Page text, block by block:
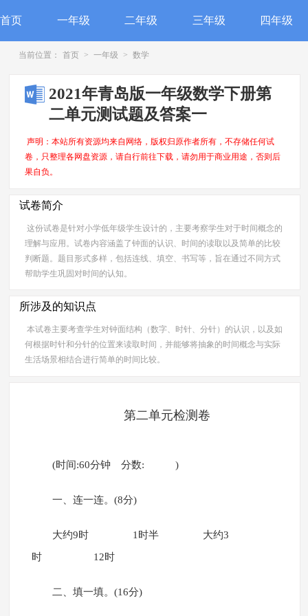
首页 一年级 二年级 三年级 四年级
当前位置： 首页 > 一年级 > 数学
2021年青岛版一年级数学下册第
二单元测试题及答案一
声明：本站所有资源均来自网络，版权归原作者所有，不存储任何试
卷，只整理各网盘资源，请自行前往下载，请勿用于商业用途，否则后
果自负。
试卷简介
这份试卷是针对小学低年级学生设计的，主要考察学生对于时间概念的
理解与应用。试卷内容涵盖了钟面的认识、时间的读取以及简单的比较
判断题。题目形式多样，包括连线、填空、书写等，旨在通过不同方式
帮助学生巩固对时间的认知。
所涉及的知识点
本试卷主要考查学生对钟面结构（数字、时针、分针）的认识，以及如
何根据时针和分针的位置来读取时间，并能够将抽象的时间概念与实际
生活场景相结合进行简单的时间比较。
第二单元检测卷
(时间:60分钟 分数: )
一、连一连。(8分)
大约9时 1时半 大约3
时 12时
二、填一填。(16分)